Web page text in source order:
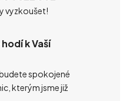
vyzkoušet!
k Vaší
spokojené
kterým jsme již